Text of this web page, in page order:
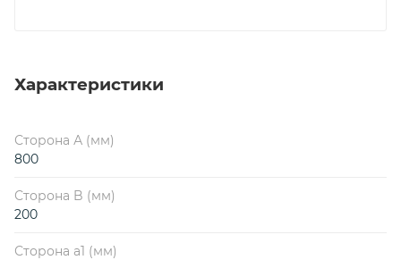
Характеристики
Сторона А (мм)
800
Сторона B (мм)
200
Сторона a1 (мм)